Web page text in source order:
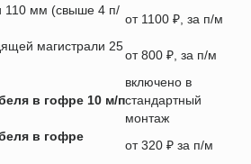
110 мм (свыше 4 п/
от 1100 ₽, за п/м
магистрали 25
от 800 ₽, за п/м
в гофре 10 м/п
включено в
стандартный
монтаж
в гофре
от 320 ₽ за п/м